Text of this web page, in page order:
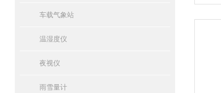
车载气象站
温湿度仪
夜视仪
雨雪量计